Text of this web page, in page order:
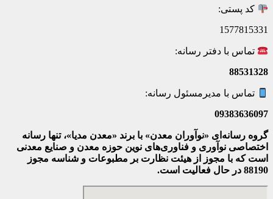
کد پستی:
1577815331
تماس با دفتر رسانه:
88531328
تماس با مدیرمسئول رسانه:
09383636097
گروه رسانه‌ای «نوآوران معدن» با برند «معدن مدیا»، تنها رسانه
اختصاصی نوآوری و فناوری‌های نوین حوزه معدن و صنایع معدنی‌
است که با مجوز از هیئت نظارت بر مطبوعات و شناسه مجوز
88190 در حال فعالیت است.